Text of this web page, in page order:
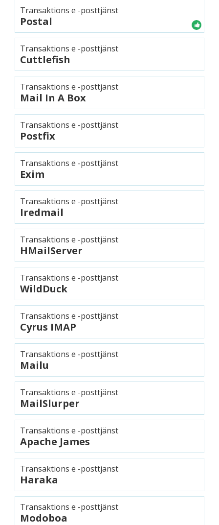
Transaktions e -posttjänst
Postal
Transaktions e -posttjänst
Cuttlefish
Transaktions e -posttjänst
Mail In A Box
Transaktions e -posttjänst
Postfix
Transaktions e -posttjänst
Exim
Transaktions e -posttjänst
Iredmail
Transaktions e -posttjänst
HMailServer
Transaktions e -posttjänst
WildDuck
Transaktions e -posttjänst
Cyrus IMAP
Transaktions e -posttjänst
Mailu
Transaktions e -posttjänst
MailSlurper
Transaktions e -posttjänst
Apache James
Transaktions e -posttjänst
Haraka
Transaktions e -posttjänst
Modoboa